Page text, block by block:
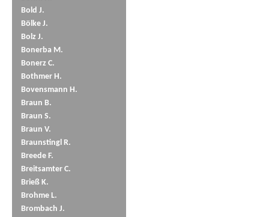
Bold J.
Bölke J.
Bolz J.
Bonerba M.
Bonerz C.
Bothmer H.
Bovensmann H.
Braun B.
Braun S.
Braun V.
Braunstingl R.
Breede F.
Breitsamter C.
Brieß K.
Brohme L.
Brombach J.